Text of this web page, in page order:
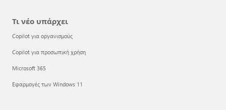
Τι νέο υπάρχει
Copilot για οργανισμούς
Copilot για προσωπική χρήση
Microsoft 365
Εφαρμογές των Windows 11